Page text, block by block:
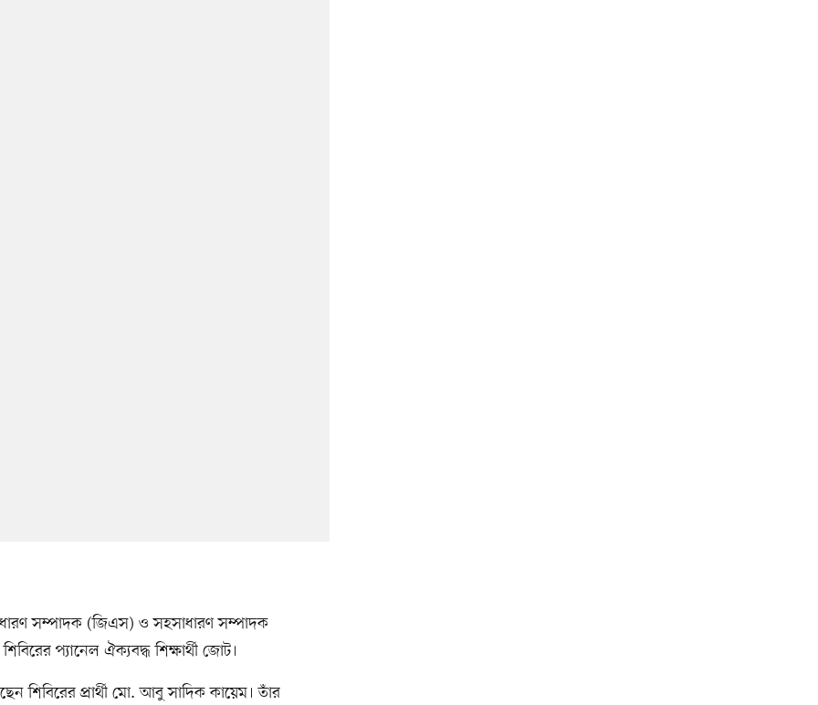
সম্পাদক (জিএস) ও সহসাধারণ সম্পাদক
প্যানেল ঐক্যবদ্ধ শিক্ষার্থী জোট।
শিবিরের প্রার্থী মো. আবু সাদিক কায়েম। তাঁর